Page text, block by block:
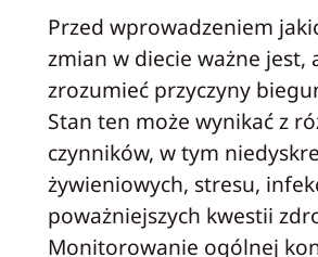
Przed wprowadzeniem
zmian w diecie ważne jest,
zrozumieć przyczyny
Stan ten może wynikać z
czynników, w tym
żywieniowych, stresu,
poważniejszych kwestii
Monitorowanie ogólnej